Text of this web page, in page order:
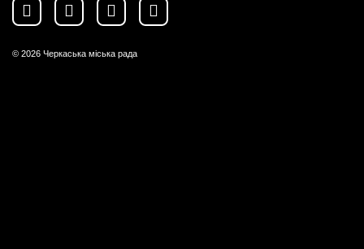
© 2026 Черкаська міська рада